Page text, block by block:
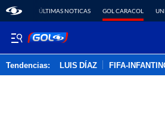
ÚLTIMAS NOTICAS GOL CARACOL
Tendencias: LUIS DÍAZ FIFA-